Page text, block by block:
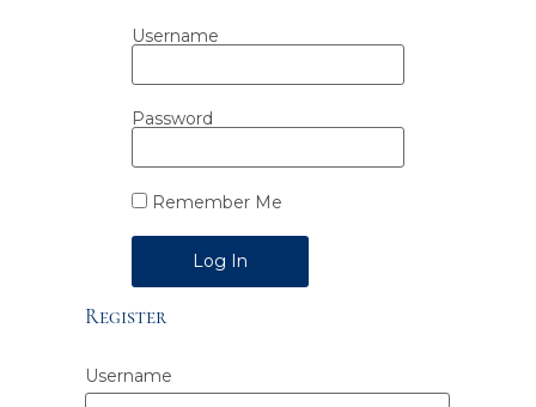
Username
Password
Remember Me
Alternative:
Register
Username